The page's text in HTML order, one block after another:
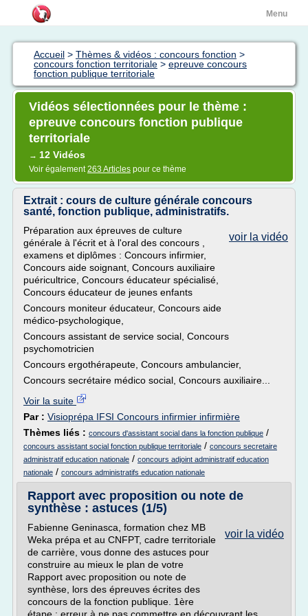
Menu
Accueil > Thèmes & vidéos : concours fonction >
concours fonction territoriale > epreuve concours
fonction publique territoriale
Vidéos sélectionnées pour le thème :
epreuve concours fonction publique
territoriale
→ 12 Vidéos
Voir également263 Articles pour ce thème
Extrait : cours de culture générale concours
santé, fonction publique, administratifs.
voir la vidéo
Préparation aux épreuves de culture
générale à l'écrit et à l'oral des concours ,
examens et diplômes : Concours infirmier,
Concours aide soignant, Concours auxiliaire
puéricultrice, Concours éducateur spécialisé,
Concours éducateur de jeunes enfants
Concours moniteur éducateur, Concours aide
médico-psychologique,
Concours assistant de service social, Concours
psychomotricien
Concours ergothérapeute, Concours ambulancier,
Concours secrétaire médico social, Concours auxiliaire...
Voir la suite
Par : Visioprépa IFSI Concours infirmier infirmière
Thèmes liés : concours d'assistant social dans la fonction publique /
concours assistant social fonction publique territoriale / concours secretaire
administratif education nationale / concours adjoint administratif education
nationale / concours administratifs education nationale
Rapport avec proposition ou note de
synthèse : astuces (1/5)
voir la vidéo
Fabienne Geninasca, formation chez MB
Weka prépa et au CNFPT, cadre territoriale
de carrière, vous donne des astuces pour
construire au mieux le plan de votre
Rapport avec proposition ou note de
synthèse, lors des épreuves écrites des
concours de la fonction publique. 1ère